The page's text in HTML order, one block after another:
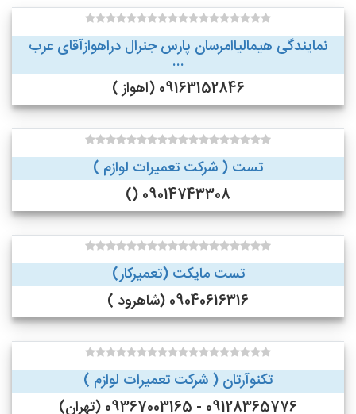
نمایندگی هیمالیاامرسان پارس جنرال دراهوازآقای عرب
...
09163152846 (اهواز )
تست ( شرکت تعمیرات لوازم )
09014743308 ()
تست مایکت (تعمیرکار)
09040616316 (شاهرود )
تکنوآرتان ( شرکت تعمیرات لوازم )
09128365776 - 09367003165 (تهران)